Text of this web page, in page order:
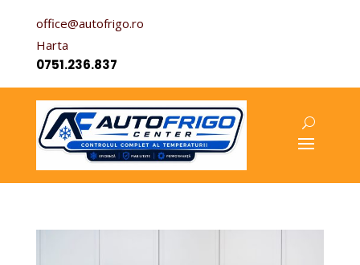
office@autofrigo.ro
Harta
0751.236.837